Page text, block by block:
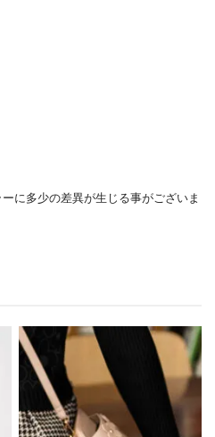
に多少の差異が生じる事がございま